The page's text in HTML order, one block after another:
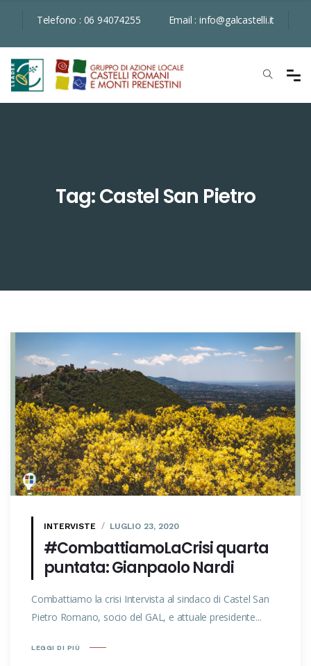
Telefono : 06 94074255 Email : info@galcastelli.it
Tag: Castel San Pietro
INTERVISTE LUGLIO 23, 2020
#CombattiamoLaCrisi quarta
puntata: Gianpaolo Nardi
Combattiamo la crisi Intervista al sindaco di Castel San
Pietro Romano, socio del GAL, e attuale presidente...
LEGGI DI PIÙ